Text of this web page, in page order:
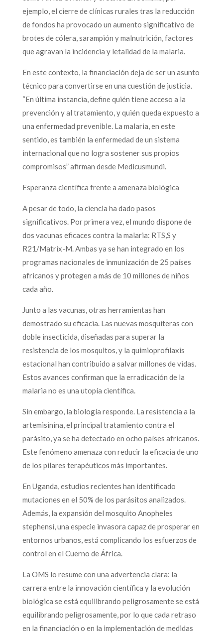
ejemplo, el cierre de clínicas rurales tras la reducción
de fondos ha provocado un aumento significativo de
brotes de cólera, sarampión y malnutrición, factores
que agravan la incidencia y letalidad de la malaria.
En este contexto, la financiación deja de ser un asunto
técnico para convertirse en una cuestión de justicia.
“En última instancia, define quién tiene acceso a la
prevención y al tratamiento, y quién queda expuesto a
una enfermedad prevenible. La malaria, en este
sentido, es también la enfermedad de un sistema
internacional que no logra sostener sus propios
compromisos” afirman desde Medicusmundi.
Esperanza científica frente a amenaza biológica
A pesar de todo, la ciencia ha dado pasos
significativos. Por primera vez, el mundo dispone de
dos vacunas eficaces contra la malaria: RTS,S y
R21/Matrix-M. Ambas ya se han integrado en los
programas nacionales de inmunización de 25 países
africanos y protegen a más de 10 millones de niños
cada año.
Junto a las vacunas, otras herramientas han
demostrado su eficacia. Las nuevas mosquiteras con
doble insecticida, diseñadas para superar la
resistencia de los mosquitos, y la quimioprofilaxis
estacional han contribuido a salvar millones de vidas.
Estos avances confirman que la erradicación de la
malaria no es una utopía científica.
Sin embargo, la biología responde. La resistencia a la
artemisinina, el principal tratamiento contra el
parásito, ya se ha detectado en ocho países africanos.
Este fenómeno amenaza con reducir la eficacia de uno
de los pilares terapéuticos más importantes.
En Uganda, estudios recientes han identificado
mutaciones en el 50% de los parásitos analizados.
Además, la expansión del mosquito Anopheles
stephensi, una especie invasora capaz de prosperar en
entornos urbanos, está complicando los esfuerzos de
control en el Cuerno de África.
La OMS lo resume con una advertencia clara: la
carrera entre la innovación científica y la evolución
biológica se está equilibrando peligrosamente se está
equilibrando peligrosamente, por lo que cada retraso
en la financiación o en la implementación de medidas